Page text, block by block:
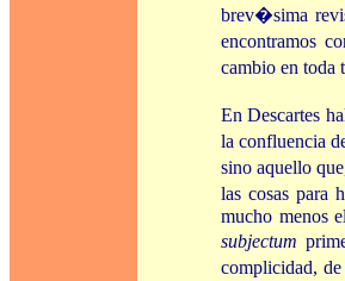
brev�sima
encontramos
cambio en
En Descartes
la confluencia
sino aquello
las cosas para
mucho menos el
subjectum
complicidad,